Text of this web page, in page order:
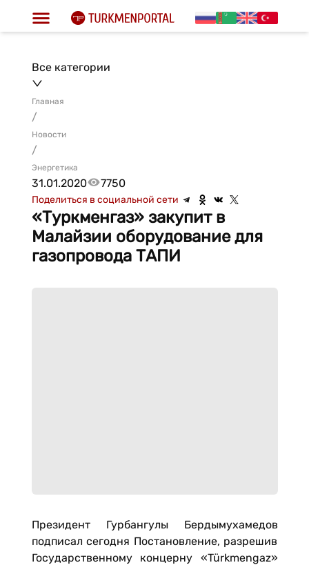
Все категории
Главная
/
Новости
/
Энергетика
31.01.2020 7750
Поделиться в социальной сети
«Туркменгаз» закупит в
Малайзии оборудование для
газопровода ТАПИ
Президент Гурбангулы Бердымухамедов
подписал сегодня Постановление, разрешив
Государственному концерну «Türkmengaz»